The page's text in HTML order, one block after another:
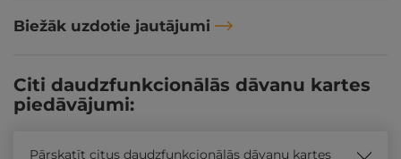
Biežāk uzdotie jautājumi
Citi daudzfunkcionālās dāvanu kartes
piedāvājumi:
Pārskatīt citus daudzfunkcionālās dāvanu kartes